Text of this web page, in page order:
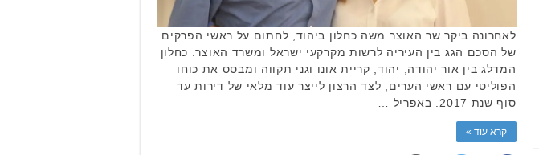
לאחרונה ביקר שר האוצר משה כחלון ביהוד, לחתום על ראשי הפרקים
של הסכם הגג בין העיריה לרשות מקרקעי ישראל ומשרד האוצר. כחלון
המדלג בין אור יהודה, יהוד, קריית אונו וגני תקווה ומבסס את כוחו
הפוליטי עם ראשי הערים, לצד הרצון לייצר עוד מלאי של דירות עד
סוף שנת 2017. באפריל …
קרא עוד »